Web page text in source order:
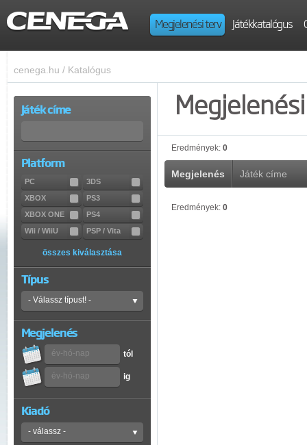
Megjelenési terv Játékkatalógus
cenega.hu / Katalógus
Játék címe
Platform
PC
3DS
XBOX
PS3
XBOX ONE
PS4
Wii / WiiU
PSP / Vita
összes kiválasztása
Típus
Megjelenés
tól
ig
Kiadó
Eredmények: 0
Megjelenés Játék címe
Eredmények: 0